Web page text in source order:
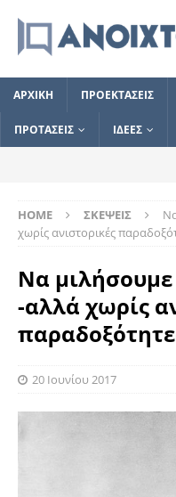
ΑΡΧΙΚΗ ΠΡΟΕΚΤΑΣΕΙΣ
ΠΡΟΤΑΣΕΙΣ ΙΔΕΕΣ
HOME ΣΚΕΨΕΙΣ
χωρίς ανιστορικές
Να μιλήσουμε
-αλλά χωρίς
20 Ιουνίου 2017